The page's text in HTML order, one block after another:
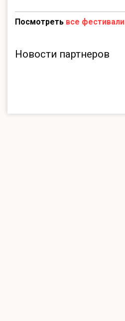
Посмотреть все фестивали
Новости партнеров